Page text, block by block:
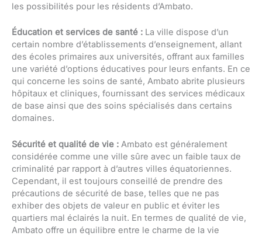
les possibilités pour les résidents d’Ambato.
Éducation et services de santé : La ville dispose d’un
certain nombre d’établissements d’enseignement, allant
des écoles primaires aux universités, offrant aux familles
une variété d’options éducatives pour leurs enfants. En ce
qui concerne les soins de santé, Ambato abrite plusieurs
hôpitaux et cliniques, fournissant des services médicaux
de base ainsi que des soins spécialisés dans certains
domaines.
Sécurité et qualité de vie : Ambato est généralement
considérée comme une ville sûre avec un faible taux de
criminalité par rapport à d’autres villes équatoriennes.
Cependant, il est toujours conseillé de prendre des
précautions de sécurité de base, telles que ne pas
exhiber des objets de valeur en public et éviter les
quartiers mal éclairés la nuit. En termes de qualité de vie,
Ambato offre un équilibre entre le charme de la vie